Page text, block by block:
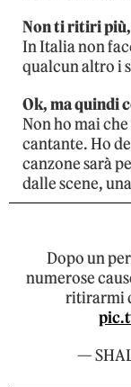
Non ti ritiri
In Italia non
qualcun altro i
Ok, ma quindi
Non ho mai
cantante. Ho
canzone sarà
dalle scene,
Dopo un
numerose
ritirarmi
—